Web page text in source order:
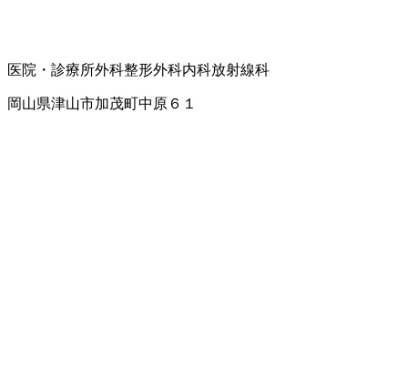
医院・診療所外科整形外科内科放射線科
岡山県津山市加茂町中原６１